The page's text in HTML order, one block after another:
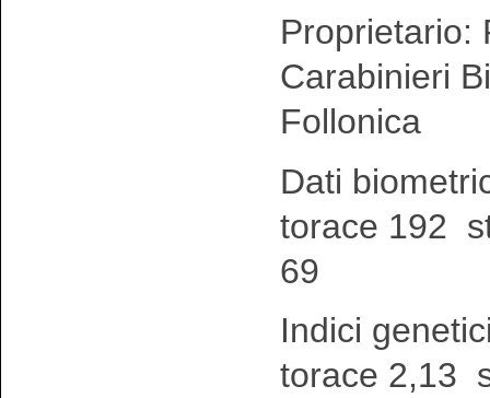
Proprietario:
Carabinieri
Follonica
Dati
torace 192
69
Indici
torace 2,13